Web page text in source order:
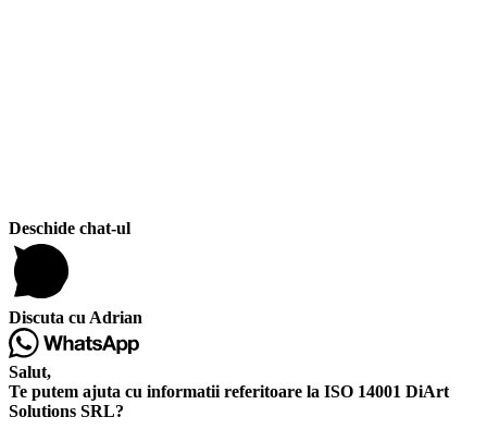
Deschide chat-ul
Discuta cu Adrian
Salut,
Te putem ajuta cu informatii referitoare la ISO 14001 DiArt
Solutions SRL?